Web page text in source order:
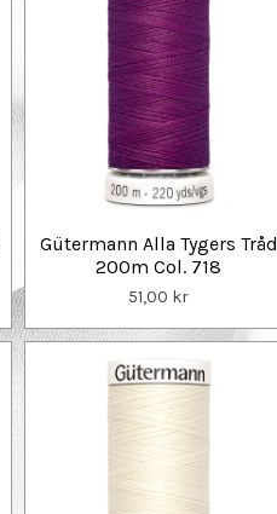
Gütermann Alla Tygers Tråd
200m Col. 718
51,00 kr